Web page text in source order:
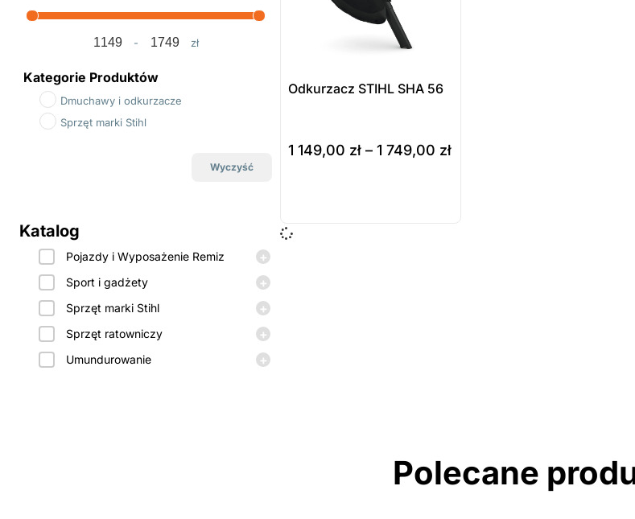
Minimum Price
- Maximum Price
zł
Kategorie Produktów
Dmuchawy i odkurzacze
Sprzęt marki Stihl
Wyczyść
Katalog
Pojazdy i Wyposażenie Remiz +
Sport i gadżety +
Sprzęt marki Stihl +
Sprzęt ratowniczy +
Umundurowanie +
Odkurzacz STIHL SHA 56
1 149,00 zł – 1 749,00 zł
dostępny na
Polecane